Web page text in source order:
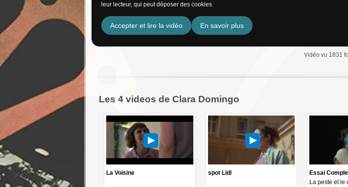
leur lecteur, qui peut déposer des cookies.
Accepter et lire la vidéo En savoir plus
Vidéo vu 1831
Les 4 videos de Clara Domingo
La Voisine spot Lidl
Essai
La peste et le